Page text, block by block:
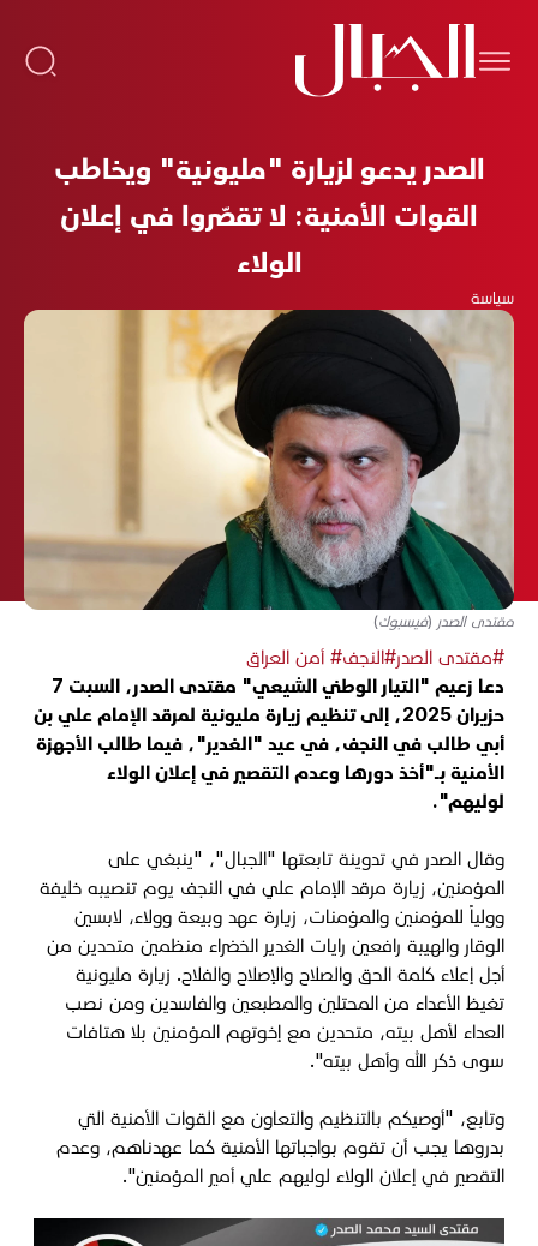
الصدر يدعو لزيارة "مليونية" ويخاطب
القوات الأمنية: لا تقصّروا في إعلان
الولاء
سياسة
مقتدى الصدر (فيسبوك)
#مقتدى الصدر#النجف# أمن العراق
دعا زعيم "التيار الوطني الشيعي" مقتدى الصدر، السبت 7
حزيران 2025، إلى تنظيم زيارة مليونية لمرقد الإمام علي بن
أبي طالب في النجف، في عيد "الغدير"، فيما طالب الأجهزة
الأمنية بـ"أخذ دورها وعدم التقصير في إعلان الولاء
لوليهم".
وقال الصدر في تدوينة تابعتها "الجبال"، "ينبغي على
المؤمنين، زيارة مرقد الإمام علي في النجف يوم تنصيبه خليفة
وولياً للمؤمنين والمؤمنات، زيارة عهد وبيعة وولاء، لابسين
الوقار والهيبة رافعين رايات الغدير الخضراء منظمين متحدين من
أجل إعلاء كلمة الحق والصلاح والإصلاح والفلاح. زيارة مليونية
تغيظ الأعداء من المحتلين والمطبعين والفاسدين ومن نصب
العداء لأهل بيته، متحدين مع إخوتهم المؤمنين بلا هتافات
سوى ذكر الله وأهل بيته".
وتابع، "أوصيكم بالتنظيم والتعاون مع القوات الأمنية التي
بدروها يجب أن تقوم بواجباتها الأمنية كما عهدناهم، وعدم
التقصير في إعلان الولاء لوليهم علي أمير المؤمنين".